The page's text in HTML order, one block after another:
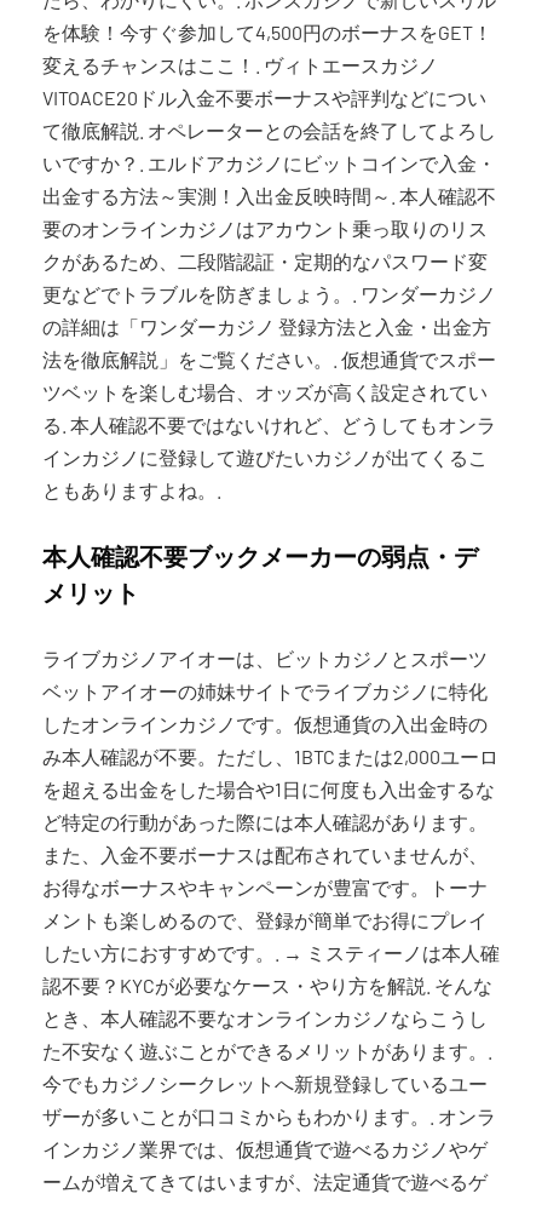
を体験！今すぐ参加して4,500円のボーナスをGET！
変えるチャンスはここ！. ヴィトエースカジノ
VITOACE20ドル入金不要ボーナスや評判などについ
て徹底解説. オペレーターとの会話を終了してよろし
いですか？. エルドアカジノにビットコインで入金・
出金する方法～実測！入出金反映時間～. 本人確認不
要のオンラインカジノはアカウント乗っ取りのリス
クがあるため、二段階認証・定期的なパスワード変
更などでトラブルを防ぎましょう。. ワンダーカジノ
の詳細は「ワンダーカジノ 登録方法と入金・出金方
法を徹底解説」をご覧ください。. 仮想通貨でスポー
ツベットを楽しむ場合、オッズが高く設定されてい
る. 本人確認不要ではないけれど、どうしてもオンラ
インカジノに登録して遊びたいカジノが出てくるこ
ともありますよね。.
本人確認不要ブックメーカーの弱点・デ
メリット
ライブカジノアイオーは、ビットカジノとスポーツ
ベットアイオーの姉妹サイトでライブカジノに特化
したオンラインカジノです。仮想通貨の入出金時の
み本人確認が不要。ただし、1BTCまたは2,000ユーロ
を超える出金をした場合や1日に何度も入出金するな
ど特定の行動があった際には本人確認があります。
また、入金不要ボーナスは配布されていませんが、
お得なボーナスやキャンペーンが豊富です。トーナ
メントも楽しめるので、登録が簡単でお得にプレイ
したい方におすすめです。. → ミスティーノは本人確
認不要？KYCが必要なケース・やり方を解説. そんな
とき、本人確認不要なオンラインカジノならこうし
た不安なく遊ぶことができるメリットがあります。.
今でもカジノシークレットへ新規登録しているユー
ザーが多いことが口コミからもわかります。. オンラ
インカジノ業界では、仮想通貨で遊べるカジノやゲ
ームが増えてきてはいますが、法定通貨で遊べるゲ